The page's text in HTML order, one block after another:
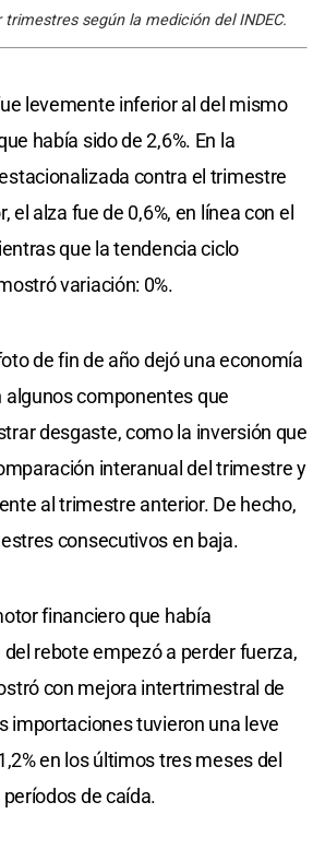
trimestres según la medición del INDEC.
levemente inferior al del mismo
había sido de 2,6%. En la
contra el trimestre
el alza fue de 0,6%, en línea con el
que la tendencia ciclo
variación: 0%.
de fin de año dejó una economía
algunos componentes que
desgaste, como la inversión que
interanual del trimestre y
al trimestre anterior. De hecho,
consecutivos en baja.
financiero que había
rebote empezó a perder fuerza,
con mejora intertrimestral de
importaciones tuvieron una leve
en los últimos tres meses del
de caída.